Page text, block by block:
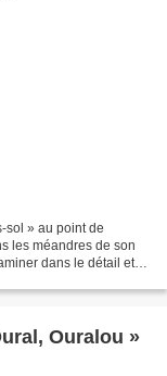
sol » au point de
les méandres de son
dans le détail et,
Ouralou »